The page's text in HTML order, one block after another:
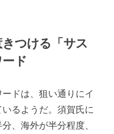
つける「サス
ド
ドは、狙い通りにイ
るようだ。須賀氏に
、海外が半分程度、